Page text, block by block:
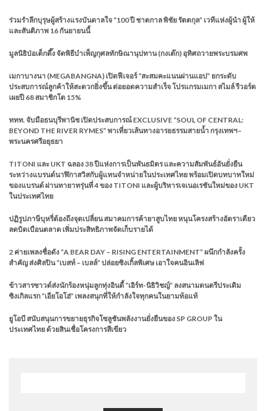
ร่วมรำลึกบุรุษผู้สร้างแรงบันดาลใจ “100 ปี ชาตกาล พิชัย รัตตกุล” เวทีแห่งผู้นำ ผู้ให้
และสันติภาพ 16 กันยายนนี้
มูลนิธิป่อเต็กตึ๊ง จัดพิธีบำเพ็ญกุศลทักษิณานุปทาน (กงเต๊ก) อุทิศถวายพระบรมศพ
เมกาบางนา (MEGABANGNA) เปิดฟีเจอร์ “สะสมคะแนนผ่านแอป” ยกระดับ
ประสบการณ์ลูกค้าให้สะดวกยิ่งขึ้น ต่อยอดความสำเร็จ โปรแกรมเมกา สไมล์ รีวอร์ด
เผยปี 68 สมาชิกโต 15%
ททท. จับมือธนบุรีพานิช เปิดประสบการณ์ EXCLUSIVE “SOUL OF CENTRAL:
BEYOND THE RIVER RYMES” พาเที่ยวเส้นทางอารยธรรมสายน้ำ กรุงเทพฯ–
พระนครศรีอยุธยา
TITONI และ UKT ฉลอง 38 ปีแห่งการเป็นพันธมิตร และความสัมพันธ์อันยั่งยืน
ระหว่างแบรนด์นาฬิกาสวิสกับผู้แทนจำหน่ายในประเทศไทย พร้อมเปิดบทบาทใหม่
ของแบรนด์ ผ่านทายาทรุ่นที่ 4 ของ TITONI และผู้บริหารเจเนอเรชันใหม่ของ UKT
ในประเทศไทย
ปฏิรูปภาษีบุหรี่ต้องถึงจุดเปลี่ยน สมาคมการค้ายาสูบไทย หนุนโครงสร้างอัตราเดียว
ลดบิดเบือนตลาด เพิ่มประสิทธิภาพจัดเก็บรายได้
2 ค่ายเพลงชื่อดัง “A BEAR DAY – RISING ENTERTAINMENT” ผนึกกำลังครั้ง
สำคัญ ส่งศิลปิน “เบสท์ – เบลล์” ปล่อยซิงเกิ้ลพิเศษ เอาใจคนอินเลิฟ
ข้าวสารซาวด์ส่งนักร้องหนุ่มลูกทุ่งอินดี้ “เอิร์ท-นิธิวิชญ์” ลงสนามดนตรีประเดิม
ซิงเกิลแรก “เอียโอโฮ่” เพลงสนุกที่ให้กำลังใจทุกคนในยามท้อแท้
ยูโอบี สนับสนุนการขยายธุรกิจโซลูชันพลังงานยั่งยืนของ SP GROUP ใน
ประเทศไทย ด้วยสินเชื่อโครงการสีเขียว